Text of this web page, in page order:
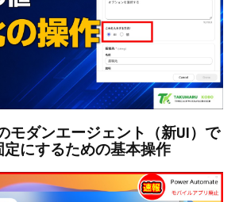
モダンエージェント（新UI）で
にするための基本操作